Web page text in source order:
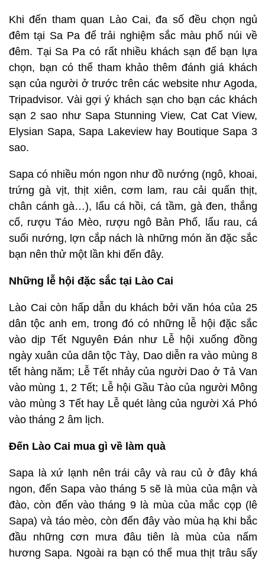
Khi đến tham quan Lào Cai, đa số đều chọn ngủ
đêm tại Sa Pa để trải nghiệm sắc màu phố núi về
đêm. Tại Sa Pa có rất nhiều khách sạn để bạn lựa
chọn, bạn có thể tham khảo thêm đánh giá khách
sạn của người ở trước trên các website như Agoda,
Tripadvisor. Vài gợi ý khách sạn cho bạn các khách
sạn 2 sao như Sapa Stunning View, Cat Cat View,
Elysian Sapa, Sapa Lakeview hay Boutique Sapa 3
sao.
Sapa có nhiều món ngon như đồ nướng (ngô, khoai,
trứng gà vịt, thịt xiên, cơm lam, rau cải quấn thịt,
chân cánh gà…), lẩu cá hồi, cá tầm, gà đen, thắng
cố, rượu Táo Mèo, rượu ngô Bản Phố, lẩu rau, cá
suối nướng, lợn cắp nách là những món ăn đặc sắc
bạn nên thử một lần khi đến đây.
Những lễ hội đặc sắc tại Lào Cai
Lào Cai còn hấp dẫn du khách bởi văn hóa của 25
dân tộc anh em, trong đó có những lễ hội đặc sắc
vào dịp Tết Nguyên Đán như Lễ hội xuống đồng
ngày xuân của dân tộc Tày, Dao diễn ra vào mùng 8
tết hàng năm; Lễ Tết nhảy của người Dao ở Tả Van
vào mùng 1, 2 Tết; Lễ hội Gầu Tào của người Mông
vào mùng 3 Tết hay Lễ quét làng của người Xá Phó
vào tháng 2 âm lịch.
Đến Lào Cai mua gì về làm quà
Sapa là xứ lạnh nên trái cây và rau củ ở đây khá
ngon, đến Sapa vào tháng 5 sẽ là mùa của mận và
đào, còn đến vào tháng 9 là mùa của mắc cọp (lê
Sapa) và táo mèo, còn đến đây vào mùa hạ khi bắc
đầu những cơn mưa đâu tiên là mùa của nấm
hương Sapa. Ngoài ra bạn có thể mua thịt trâu sấy